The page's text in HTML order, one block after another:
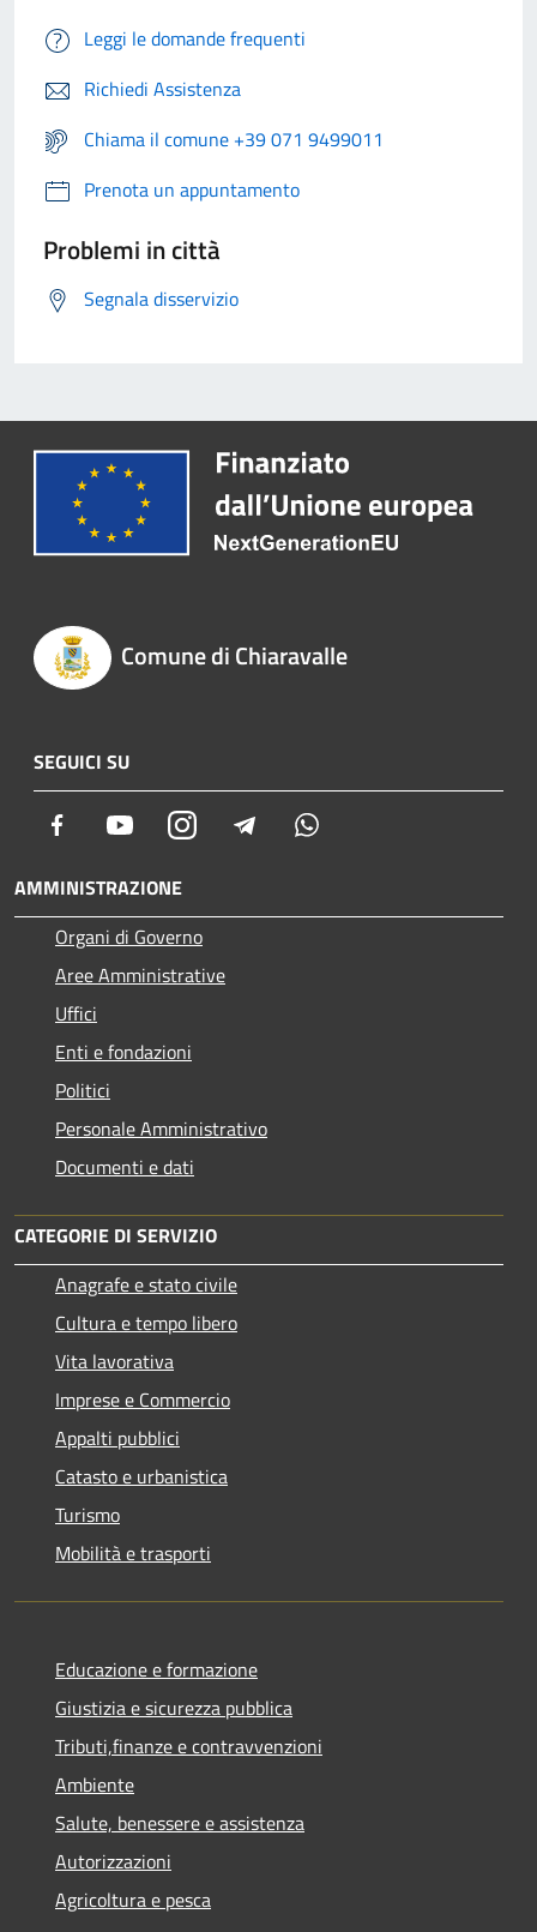
Leggi le domande frequenti
Richiedi Assistenza
Chiama il comune +39 071 9499011
Prenota un appuntamento
Problemi in città
Segnala disservizio
Comune di Chiaravalle
SEGUICI SU
Facebook YoutubeInstagram Telegram
AMMINISTRAZIONE
Organi di Governo
Aree Amministrative
Uffici
Enti e fondazioni
Politici
Personale Amministrativo
Documenti e dati
CATEGORIE DI SERVIZIO
Anagrafe e stato civile
Cultura e tempo libero
Vita lavorativa
Imprese e Commercio
Appalti pubblici
Catasto e urbanistica
Turismo
Mobilità e trasporti
Educazione e formazione
Giustizia e sicurezza pubblica
Tributi,finanze e contravvenzioni
Ambiente
Salute, benessere e assistenza
Autorizzazioni
Agricoltura e pesca